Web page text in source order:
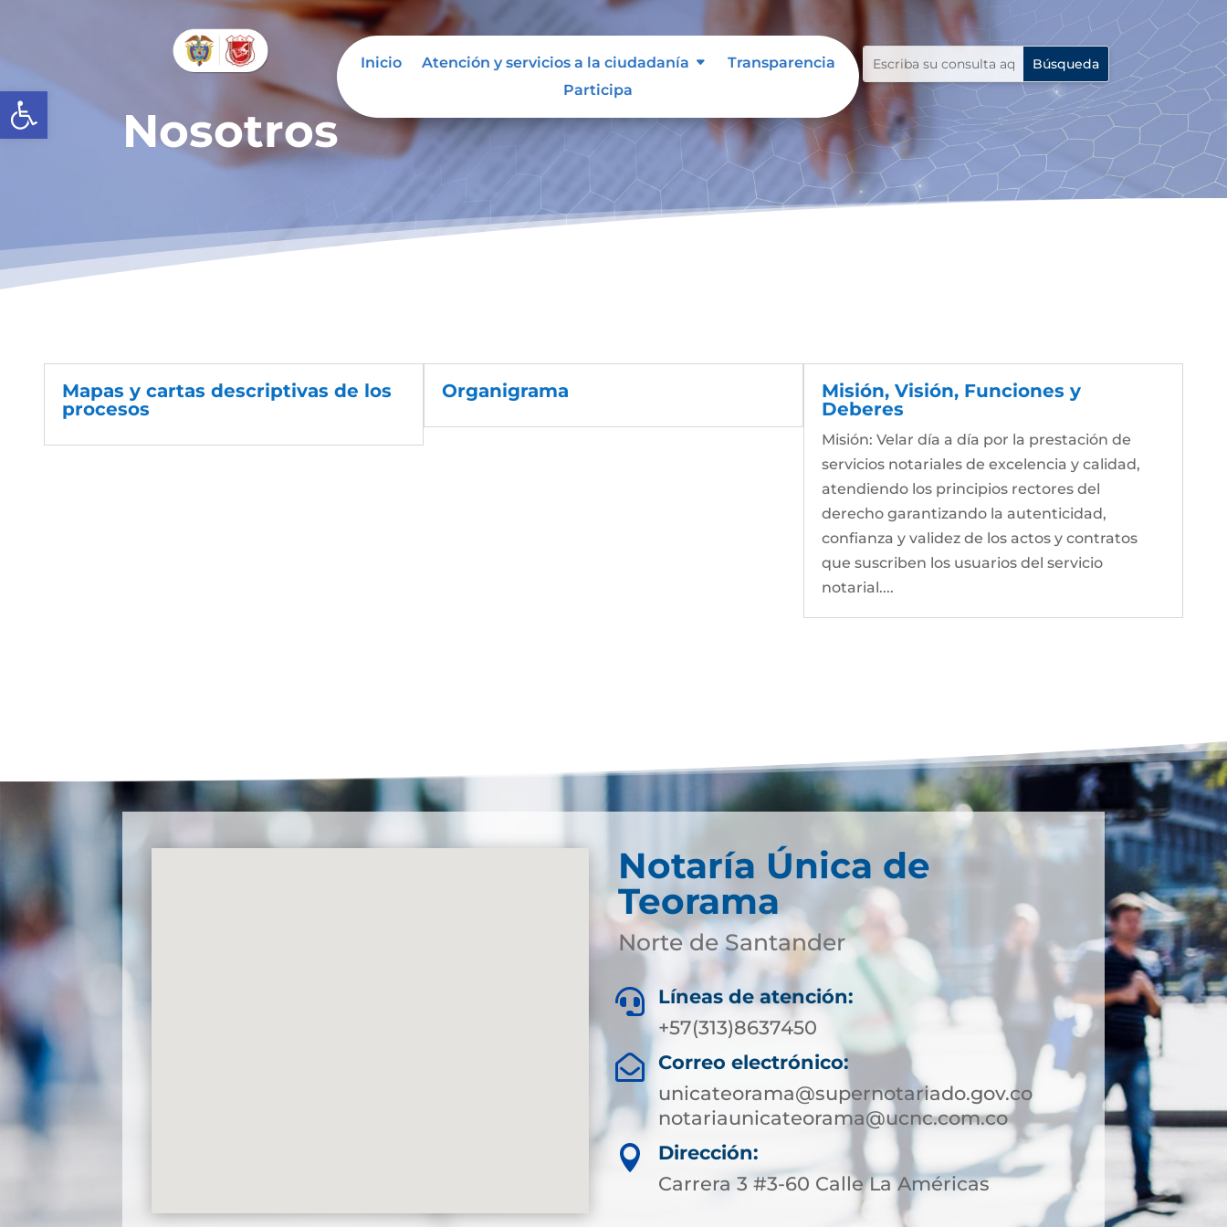
Abrir barra de herramientas
Inicio Atención y servicios a la ciudadanía
Transparencia
Participa
Nosotros
Mapas y cartas descriptivas de los
procesos
Organigrama
Misión, Visión, Funciones y
Deberes
Misión: Velar día a día por la prestación de
servicios notariales de excelencia y calidad,
atendiendo los principios rectores del
derecho garantizando la autenticidad,
confianza y validez de los actos y contratos
que suscriben los usuarios del servicio
notarial....
Notaría Única de
Teorama
Norte de Santander

Líneas de atención:
+57(313)8637450

Correo electrónico:
unicateorama@supernotariado.gov.co
notariaunicateorama@ucnc.com.co

Dirección:
Carrera 3 #3-60 Calle La Américas